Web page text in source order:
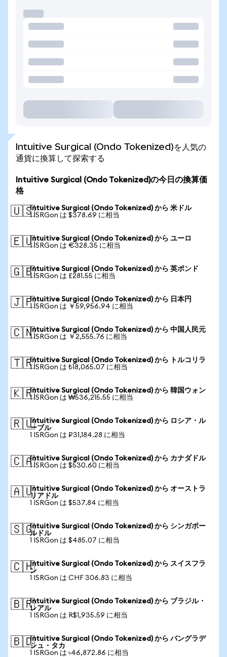
Intuitive Surgical (Ondo Tokenized)を人気の
通貨に換算して探索する
Intuitive Surgical (Ondo Tokenized)の今日の換算価
格
🇺🇸Intuitive Surgical (Ondo Tokenized) から 米ドル
1 ISRGon は $378.69 に相当
🇪🇺Intuitive Surgical (Ondo Tokenized) から ユーロ
1 ISRGon は €328.35 に相当
🇬🇧Intuitive Surgical (Ondo Tokenized) から 英ポンド
1 ISRGon は £281.55 に相当
🇯🇵Intuitive Surgical (Ondo Tokenized) から 日本円
1 ISRGon は ￥59,956.94 に相当
🇨🇳Intuitive Surgical (Ondo Tokenized) から 中国人民元
1 ISRGon は ￥2,555.76 に相当
🇹🇷Intuitive Surgical (Ondo Tokenized) から トルコリラ
1 ISRGon は ₺18,065.07 に相当
🇰🇷Intuitive Surgical (Ondo Tokenized) から 韓国ウォン
1 ISRGon は ₩536,215.55 に相当
🇷🇺Intuitive Surgical (Ondo Tokenized) から ロシア・ル
ーブル
1 ISRGon は ₽31,184.28 に相当
🇨🇦Intuitive Surgical (Ondo Tokenized) から カナダドル
1 ISRGon は $530.60 に相当
🇦🇺Intuitive Surgical (Ondo Tokenized) から オーストラ
リアドル
1 ISRGon は $537.84 に相当
🇸🇬Intuitive Surgical (Ondo Tokenized) から シンガポー
ルドル
1 ISRGon は $485.07 に相当
🇨🇭Intuitive Surgical (Ondo Tokenized) から スイスフラ
ン
1 ISRGon は CHF 306.83 に相当
🇧🇷Intuitive Surgical (Ondo Tokenized) から ブラジル・
レアル
1 ISRGon は R$1,935.59 に相当
🇧🇩Intuitive Surgical (Ondo Tokenized) から バングラデ
シュ・タカ
1 ISRGon は ৳46,872.86 に相当